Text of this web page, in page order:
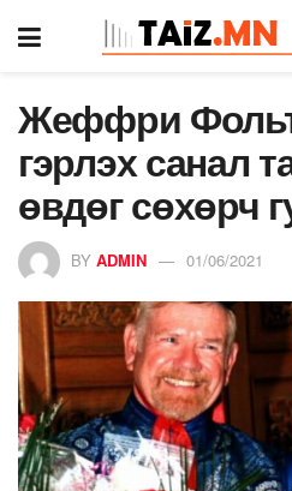
Жеффри
гэрлэх санал
өвдөг сөхөрч
BY ADMIN 01/06/2021